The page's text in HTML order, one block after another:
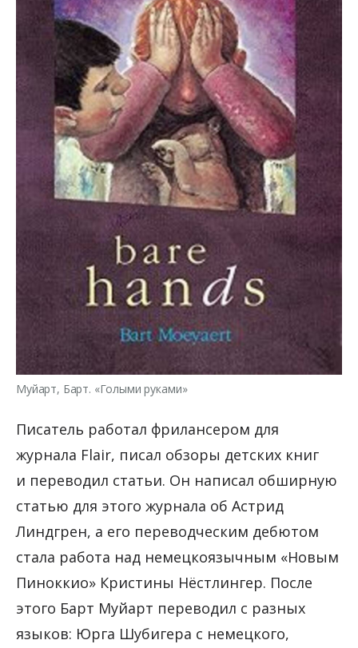
Муйарт, Барт. «Голыми руками»
Писатель работал фрилансером для
журнала Flair, писал обзоры детских книг
и переводил статьи. Он написал обширную
статью для этого журнала об Астрид
Линдгрен, а его переводческим дебютом
стала работа над немецкоязычным «Новым
Пиноккио» Кристины Нёстлингер. После
этого Барт Муйарт переводил с разных
языков: Юрга Шубигера с немецкого,